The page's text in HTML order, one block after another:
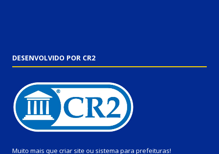
DESENVOLVIDO POR CR2
Muito mais que criar site ou sistema para prefeituras!